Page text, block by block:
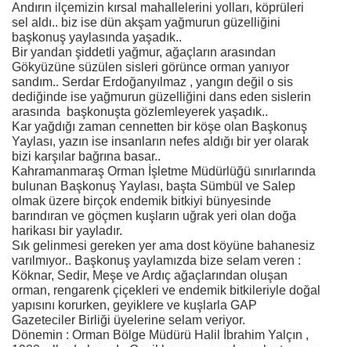
Andırın ilçemizin kırsal mahallelerini yolları, köprüleri
sel aldı.. biz ise dün akşam yağmurun güzelliğini
başkonuş yaylasında yaşadık..
Bir yandan şiddetli yağmur, ağaçların arasından
Gökyüzüne süzülen sisleri görünce orman yanıyor
sandım.. Serdar Erdoğanyılmaz , yangın değil o sis
dediğinde ise yağmurun güzelliğini dans eden sislerin
arasında başkonuşta gözlemleyerek yaşadık..
Kar yağdığı zaman cennetten bir köşe olan Başkonuş
Yaylası, yazın ise insanların nefes aldığı bir yer olarak
bizi karşılar bağrına basar..
Kahramanmaraş Orman İşletme Müdürlüğü sınırlarında
bulunan Başkonuş Yaylası, başta Sümbül ve Salep
olmak üzere birçok endemik bitkiyi bünyesinde
barındıran ve göçmen kuşların uğrak yeri olan doğa
harikası bir yayladır.
Sık gelinmesi gereken yer ama dost köyüne bahanesiz
varılmıyor.. Başkonuş yaylamızda bize selam veren :
Köknar, Sedir, Meşe ve Ardıç ağaçlarından oluşan
orman, rengarenk çiçekleri ve endemik bitkileriyle doğal
yapısını korurken, geyiklere ve kuşlarla GAP
Gazeteciler Birliği üyelerine selam veriyor.
Dönemin : Orman Bölge Müdürü Halil İbrahim Yalçın ,